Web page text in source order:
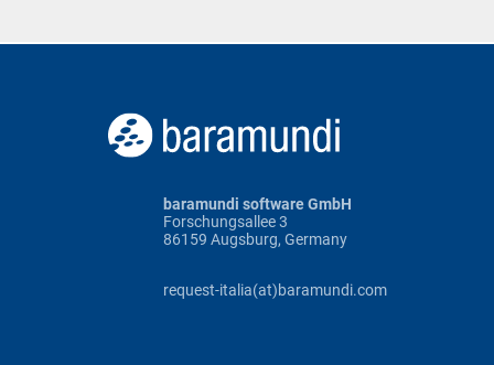
baramundi software GmbH
Forschungsallee 3
86159 Augsburg, Germany
request-italia(at)baramundi.com